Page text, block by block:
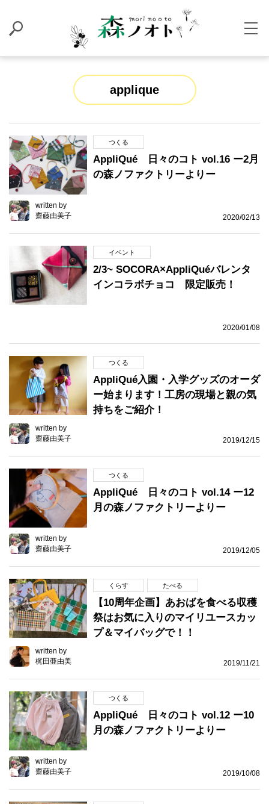
applique
つくる
AppliQué 日々のコト vol.16 ー2月
の森ノファクトリーよりー
written by
齋藤由美子
2020/02/13
イベント
2/3~ SOCORA×AppliQuéバレンタ
インコラボチョコ 限定販売！
2020/01/08
つくる
AppliQué入園・入学グッズのオーダ
ー始まります！工房の現場と親の気
持ちをご紹介！
written by
齋藤由美子
2019/12/15
つくる
AppliQué 日々のコト vol.14 ー12
月の森ノファクトリーよりー
written by
齋藤由美子
2019/12/05
くらす たべる
【10周年企画】あおばを食べる収穫
祭はお気に入りのマイリユースカッ
プ＆マイバッグで！！
written by
梶田亜由美
2019/11/21
つくる
AppliQué 日々のコト vol.12 ー10
月の森ノファクトリーよりー
written by
齋藤由美子
2019/10/08